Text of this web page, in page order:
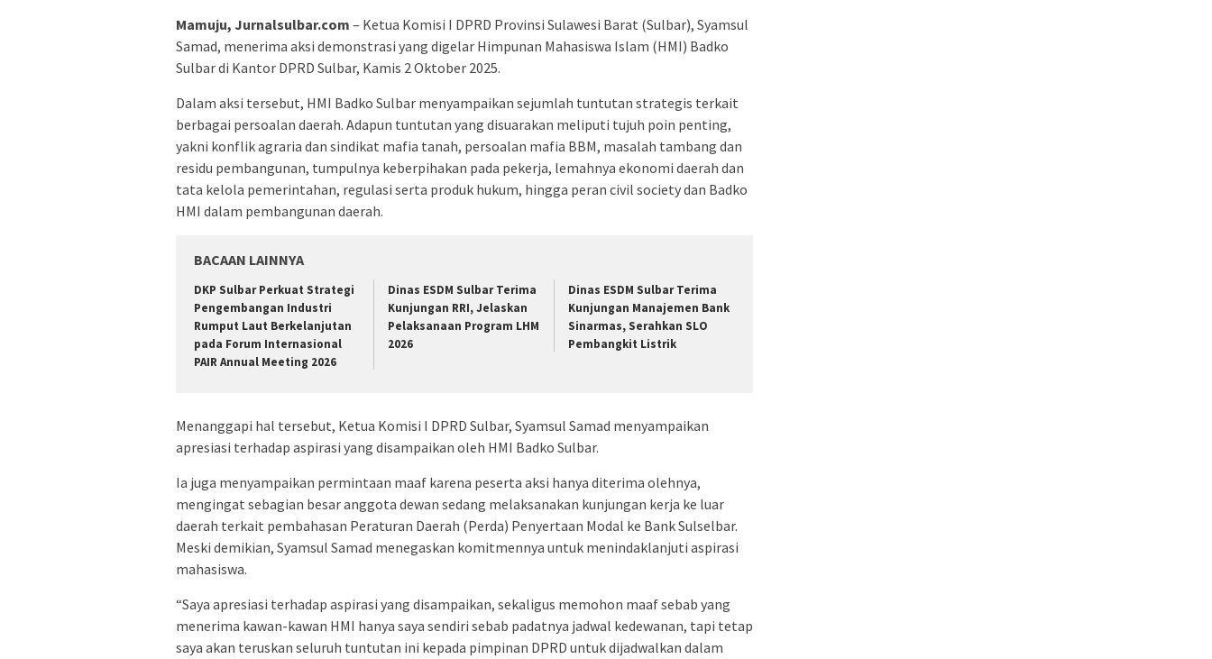
Mamuju, Jurnalsulbar.com – Ketua Komisi I DPRD Provinsi Sulawesi Barat (Sulbar), Syamsul
Samad, menerima aksi demonstrasi yang digelar Himpunan Mahasiswa Islam (HMI) Badko
Sulbar di Kantor DPRD Sulbar, Kamis 2 Oktober 2025.
Dalam aksi tersebut, HMI Badko Sulbar menyampaikan sejumlah tuntutan strategis terkait
berbagai persoalan daerah. Adapun tuntutan yang disuarakan meliputi tujuh poin penting,
yakni konflik agraria dan sindikat mafia tanah, persoalan mafia BBM, masalah tambang dan
residu pembangunan, tumpulnya keberpihakan pada pekerja, lemahnya ekonomi daerah dan
tata kelola pemerintahan, regulasi serta produk hukum, hingga peran civil society dan Badko
HMI dalam pembangunan daerah.
BACAAN LAINNYA
DKP Sulbar Perkuat Strategi
Pengembangan Industri
Rumput Laut Berkelanjutan
pada Forum Internasional
PAIR Annual Meeting 2026
Dinas ESDM Sulbar Terima
Kunjungan RRI, Jelaskan
Pelaksanaan Program LHM
2026
Dinas ESDM Sulbar Terima
Kunjungan Manajemen Bank
Sinarmas, Serahkan SLO
Pembangkit Listrik
Menanggapi hal tersebut, Ketua Komisi I DPRD Sulbar, Syamsul Samad menyampaikan
apresiasi terhadap aspirasi yang disampaikan oleh HMI Badko Sulbar.
Ia juga menyampaikan permintaan maaf karena peserta aksi hanya diterima olehnya,
mengingat sebagian besar anggota dewan sedang melaksanakan kunjungan kerja ke luar
daerah terkait pembahasan Peraturan Daerah (Perda) Penyertaan Modal ke Bank Sulselbar.
Meski demikian, Syamsul Samad menegaskan komitmennya untuk menindaklanjuti aspirasi
mahasiswa.
“Saya apresiasi terhadap aspirasi yang disampaikan, sekaligus memohon maaf sebab yang
menerima kawan-kawan HMI hanya saya sendiri sebab padatnya jadwal kedewanan, tapi tetap
saya akan teruskan seluruh tuntutan ini kepada pimpinan DPRD untuk dijadwalkan dalam